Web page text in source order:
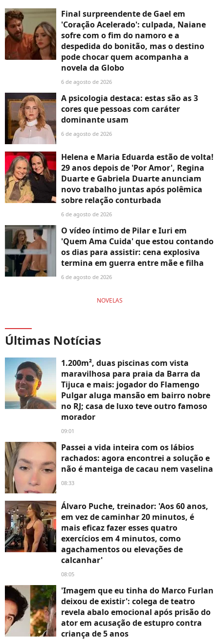
Final surpreendente de Gael em
'Coração Acelerado': culpada, Naiane
sofre com o fim do namoro e a
despedida do bonitão, mas o destino
pode chocar quem acompanha a
novela da Globo
6 de agosto de 2026
A psicologia destaca: estas são as 3
cores que pessoas com caráter
dominante usam
6 de agosto de 2026
Helena e Maria Eduarda estão de volta!
29 anos depois de 'Por Amor', Regina
Duarte e Gabriela Duarte anunciam
novo trabalho juntas após polêmica
sobre relação conturbada
6 de agosto de 2026
O vídeo íntimo de Pilar e Iuri em
'Quem Ama Cuida' que estou contando
os dias para assistir: cena explosiva
termina em guerra entre mãe e filha
6 de agosto de 2026
NOVELAS
Últimas Notícias
1.200m², duas piscinas com vista
maravilhosa para praia da Barra da
Tijuca e mais: jogador do Flamengo
Pulgar aluga mansão em bairro nobre
no RJ; casa de luxo teve outro famoso
morador
09:01
Passei a vida inteira com os lábios
rachados: agora encontrei a solução e
não é manteiga de cacau nem vaselina
08:33
Álvaro Puche, treinador: 'Aos 60 anos,
em vez de caminhar 20 minutos, é
mais eficaz fazer esses quatro
exercícios em 4 minutos, como
agachamentos ou elevações de
calcanhar'
08:05
'Imagem que eu tinha do Marco Furlan
deixou de existir': colega de teatro
revela abalo emocional após prisão do
ator em acusação de estupro contra
criança de 5 anos